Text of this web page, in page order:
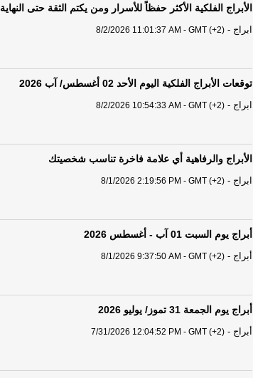
الأبراج الفلكية الأكثر حفظاً للأسرار ومن يكتم الثقة حتى النهاية
ابراج -
8/2/2026 11:01:37 AM - GMT (+2)
توقعات الأبراج الفلكية اليوم الأحد 02 أغسطس/ آب 2026
ابراج -
8/2/2026 10:54:33 AM - GMT (+2)
الأبراج والرفاهية أي علامة فاخرة تناسب شخصيتك
ابراج -
8/1/2026 2:19:56 PM - GMT (+2)
أبراج يوم السبت 01 آب - أغسطس 2026
أبراج -
8/1/2026 9:37:50 AM - GMT (+2)
أبراج يوم الجمعة 31 تموز/ يوليو 2026
أبراج -
7/31/2026 12:04:52 PM - GMT (+2)